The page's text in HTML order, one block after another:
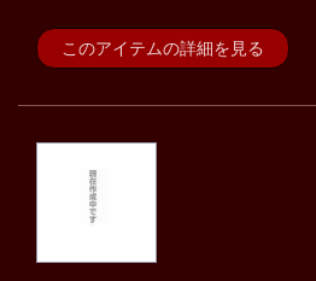
このアイテムの詳細を見る